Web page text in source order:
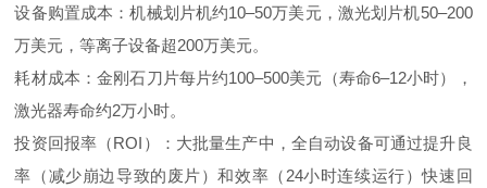
设备购置成本：机械划片机约10–50万美元，激光划片机50–200
万美元，等离子设备超200万美元。
耗材成本：金刚石刀片每片约100–500美元（寿命6–12小时），
激光器寿命约2万小时。
投资回报率（ROI ）：大批量生产中，全自动设备可通过提升良
率（减少崩边导致的废片）和效率（ 24小时连续运行）快速回